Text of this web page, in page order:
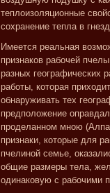
теплоизоляционные
сохранение тепла в
Имеется реальная
признаков рабочей
разных географических
работы, которая
обнаруживать тех
предположение
проделанном мною
признаки, которые для
пчелиной семье,
общие размеры тела,
одинаковую с рабочими